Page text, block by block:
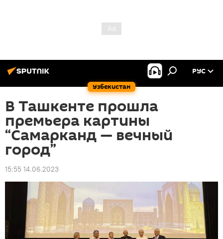
Узбекистан
РУС
В Ташкенте прошла
премьера картины
“Самарканд — вечный
город”
15:55 14.06.2023